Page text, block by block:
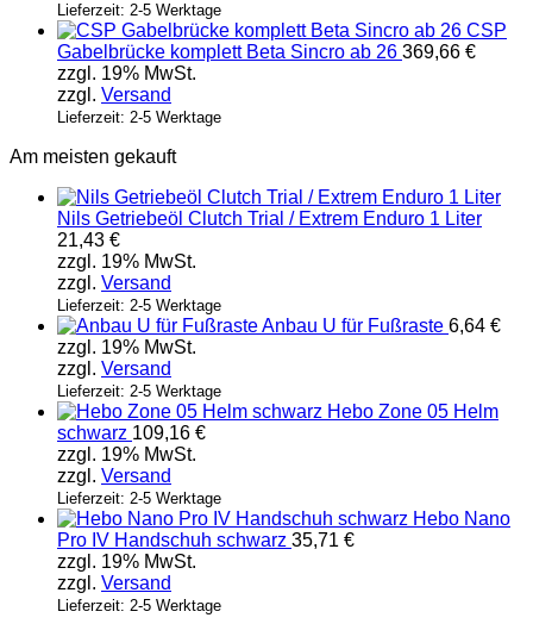
Lieferzeit: 2-5 Werktage
CSP
Gabelbrücke komplett Beta Sincro ab 26 369,66 €
zzgl. 19% MwSt.
zzgl. Versand
Lieferzeit: 2-5 Werktage
Am meisten gekauft
Nils Getriebeöl Clutch Trial / Extrem Enduro 1 Liter
21,43 €
zzgl. 19% MwSt.
zzgl. Versand
Lieferzeit: 2-5 Werktage
Anbau U für Fußraste 6,64 €
zzgl. 19% MwSt.
zzgl. Versand
Lieferzeit: 2-5 Werktage
Hebo Zone 05 Helm
schwarz 109,16 €
zzgl. 19% MwSt.
zzgl. Versand
Lieferzeit: 2-5 Werktage
Hebo Nano
Pro IV Handschuh schwarz 35,71 €
zzgl. 19% MwSt.
zzgl. Versand
Lieferzeit: 2-5 Werktage